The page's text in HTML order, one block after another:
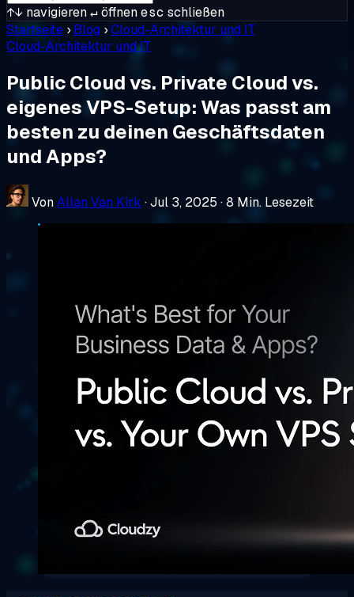
↑↓ navigieren↵öffnenesc schließen
Startseite › Blog ›Cloud-Architektur und IT
Cloud-Architektur und IT
Public Cloud vs. Private Cloud vs.
eigenes VPS-Setup: Was passt am
besten zu deinen Geschäftsdaten
und Apps?
VonAllan Van Kirk ·Jul 3, 2025 ·8 Min. Lesezeit